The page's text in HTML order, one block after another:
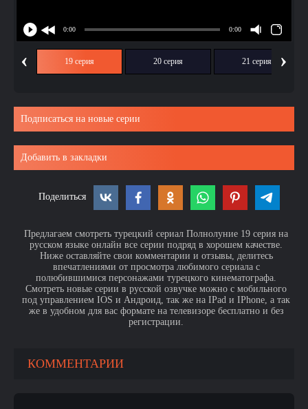
‹ 19 серия 20 серия 21 серия ›
Подписаться на новые серии
Добавить в закладки
Поделиться
Предлагаем смотреть турецкий сериал Полнолуние 19 серия на
русском языке онлайн все серии подряд в хорошем качестве.
Ниже оставляйте свои комментарии и отзывы, делитесь
впечатлениями от просмотра любимого сериала с
полюбившимися персонажами турецкого кинематографа.
Смотреть новые серии в русской озвучке можно с мобильного
под управлением IOS и Андроид, так же на IPad и IPhone, а так
же в удобном для вас формате на телевизоре бесплатно и без
регистрации.
КОММЕНТАРИИ